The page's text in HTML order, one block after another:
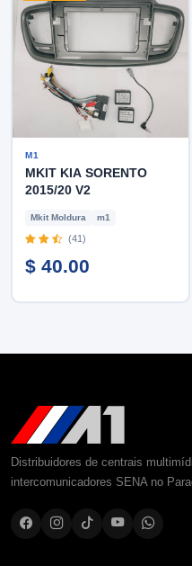
M1
MKIT KIA SORENTO
2015/20 V2
Mkit Moldura m1
(41)
$ 40.00
Distribuidores de centrais
intercomunicadores SENA no